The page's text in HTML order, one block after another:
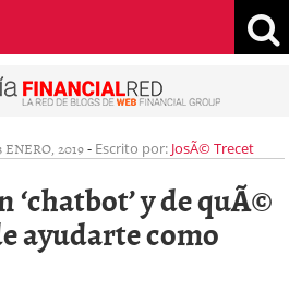
ENERO, 2019- Escrito por: JosÃ© Trecet
‘chatbot’ y de quÃ©
ayudarte como